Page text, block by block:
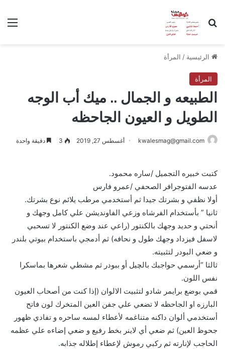
بحث عن
الرئيسية / المرأة
المرأة
الطبيعه و الجمال .. ميك أب الوجه
الطويل و العيون الجاحظه
kwalesmag@gmail.com أغسطس 27, 2019 3 دقيقة واحدة
كتبت خبيره التجميل /ساره محمود.
عدسه الفتوجرافر الصحفي /عمرو فارس
أولا نظفي و بشرتك جيدا ثم أستخدمي مرطب يلائم نوع بشرتك.
ثانيا ” بأستخدام الفرشاه وزعي الفاونديشن علي كامل وجهك و
أنحتي و حديد وجهك بالكنتور (راعي عند وضع الكنتور لا تسحبي
لاسفل فيزداد وجهك طول و نحافه) ثم أدمجي باستخدام بيوتي بلندر
و ضعي البودر لتثبيته.
ثالثا “أرسمي حواجبك بالچيل أو ببودر ثم مشطي شعرها بماسكرا
نفس اللون.
قمي بوضع برايمر شادو لتثبيت الالوان (إذا كنت من أصحاب العيون
البارزه او الجاحظه لا تضعي علي جفن العين المتخرك لون فاتح
أستخدمي ألوان داكنه متناغمه لأعطاء لمسه ساحره و تفادي ظهور
جحوظ العين) ثم ضعي أي لاينر بخط رفيع و ضعي إضاءه علي عظمه
الحاجب لإنارته ثم ركبي رموش لإعطاء إطلاله جذابه.